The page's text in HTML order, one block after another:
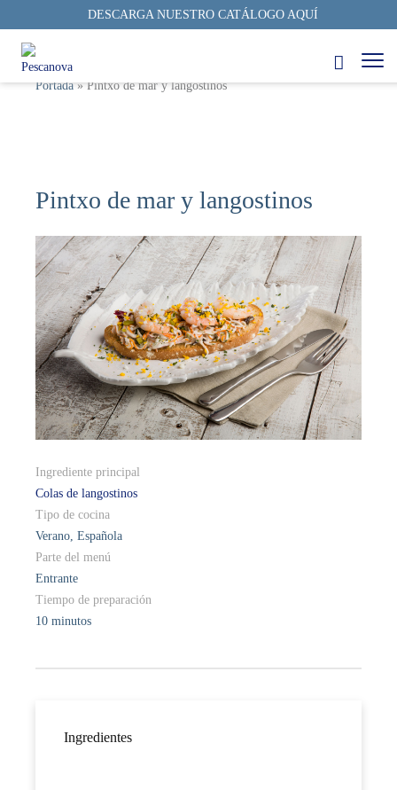
DESCARGA NUESTRO CATÁLOGO AQUÍ
Portada»Pintxo de mar y langostinos
Pintxo de mar y langostinos
Ingrediente principal
Colas de langostinos
Tipo de cocina
Verano, Española
Parte del menú
Entrante
Tiempo de preparación
10 minutos
Ingredientes